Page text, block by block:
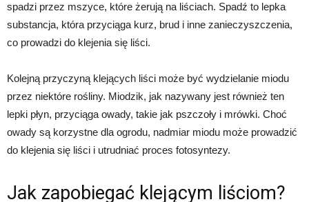
spadzi przez mszyce, które żerują na liściach. Spadź to lepka
substancja, która przyciąga kurz, brud i inne zanieczyszczenia,
co prowadzi do klejenia się liści.
Kolejną przyczyną klejących liści może być wydzielanie miodu
przez niektóre rośliny. Miodzik, jak nazywany jest również ten
lepki płyn, przyciąga owady, takie jak pszczoły i mrówki. Choć
owady są korzystne dla ogrodu, nadmiar miodu może prowadzić
do klejenia się liści i utrudniać proces fotosyntezy.
Jak zapobiegać klejącym liściom?